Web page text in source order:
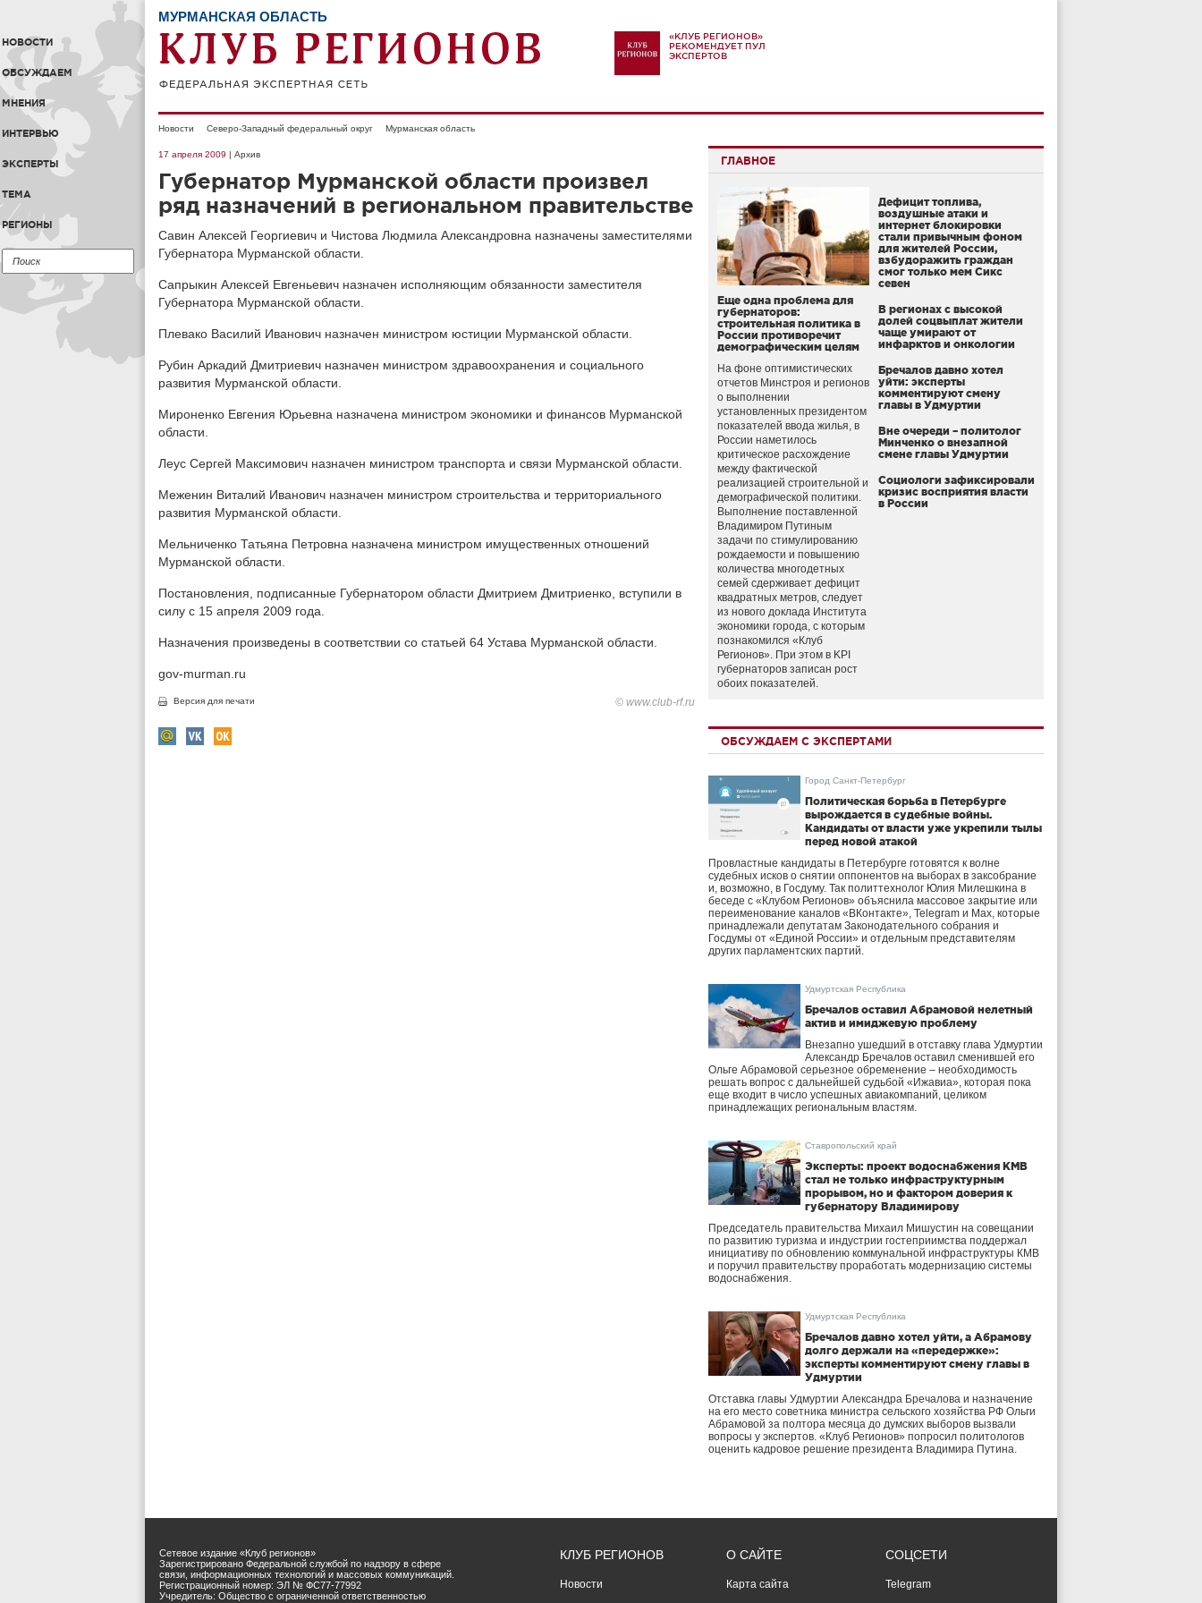
НОВОСТИ
ОБСУЖДАЕМ
МНЕНИЯ
ИНТЕРВЬЮ
ЭКСПЕРТЫ
ТЕМА
РЕГИОНЫ
МУРМАНСКАЯ ОБЛАСТЬ
«КЛУБ РЕГИОНОВ»
РЕКОМЕНДУЕТ ПУЛ
ЭКСПЕРТОВ
Новости Северо-Западный федеральный округ Мурманская область
17 апреля 2009 | Архив
Губернатор Мурманской области произвел
ряд назначений в региональном правительстве
Савин Алексей Георгиевич и Чистова Людмила Александровна назначены заместителями
Губернатора Мурманской области.
Сапрыкин Алексей Евгеньевич назначен исполняющим обязанности заместителя
Губернатора Мурманской области.
Плевако Василий Иванович назначен министром юстиции Мурманской области.
Рубин Аркадий Дмитриевич назначен министром здравоохранения и социального
развития Мурманской области.
Мироненко Евгения Юрьевна назначена министром экономики и финансов Мурманской
области.
Леус Сергей Максимович назначен министром транспорта и связи Мурманской области.
Меженин Виталий Иванович назначен министром строительства и территориального
развития Мурманской области.
Мельниченко Татьяна Петровна назначена министром имущественных отношений
Мурманской области.
Постановления, подписанные Губернатором области Дмитрием Дмитриенко, вступили в
силу с 15 апреля 2009 года.
Назначения произведены в соответствии со статьей 64 Устава Мурманской области.
gov-murman.ru
Версия для печати © www.club-rf.ru
ГЛАВНОЕ
Еще одна проблема для
губернаторов:
строительная политика в
России противоречит
демографическим целям
На фоне оптимистических
отчетов Минстроя и регионов
о выполнении
установленных президентом
показателей ввода жилья, в
России наметилось
критическое расхождение
между фактической
реализацией строительной и
демографической политики.
Выполнение поставленной
Владимиром Путиным
задачи по стимулированию
рождаемости и повышению
количества многодетных
семей сдерживает дефицит
квадратных метров, следует
из нового доклада Института
экономики города, с которым
познакомился «Клуб
Регионов». При этом в KPI
губернаторов записан рост
обоих показателей.
Дефицит топлива,
воздушные атаки и
интернет блокировки
стали привычным фоном
для жителей России,
взбудоражить граждан
смог только мем Сикс
севен
В регионах с высокой
долей соцвыплат жители
чаще умирают от
инфарктов и онкологии
Бречалов давно хотел
уйти: эксперты
комментируют смену
главы в Удмуртии
Вне очереди – политолог
Минченко о внезапной
смене главы Удмуртии
Социологи зафиксировали
кризис восприятия власти
в России
ОБСУЖДАЕМ С ЭКСПЕРТАМИ
Город Санкт-Петербург
Политическая борьба в Петербурге
вырождается в судебные войны.
Кандидаты от власти уже укрепили тылы
перед новой атакой
Провластные кандидаты в Петербурге готовятся к волне
судебных исков о снятии оппонентов на выборах в заксобрание
и, возможно, в Госдуму. Так политтехнолог Юлия Милешкина в
беседе с «Клубом Регионов» объяснила массовое закрытие или
переименование каналов «ВКонтакте», Telegram и Max, которые
принадлежали депутатам Законодательного собрания и
Госдумы от «Единой России» и отдельным представителям
других парламентских партий.
Удмуртская Республика
Бречалов оставил Абрамовой нелетный
актив и имиджевую проблему
Внезапно ушедший в отставку глава Удмуртии
Александр Бречалов оставил сменившей его
Ольге Абрамовой серьезное обременение – необходимость
решать вопрос с дальнейшей судьбой «Ижавиа», которая пока
еще входит в число успешных авиакомпаний, целиком
принадлежащих региональным властям.
Ставропольский край
Эксперты: проект водоснабжения КМВ
стал не только инфраструктурным
прорывом, но и фактором доверия к
губернатору Владимирову
Председатель правительства Михаил Мишустин на совещании
по развитию туризма и индустрии гостеприимства поддержал
инициативу по обновлению коммунальной инфраструктуры КМВ
и поручил правительству проработать модернизацию системы
водоснабжения.
Удмуртская Республика
Бречалов давно хотел уйти, а Абрамову
долго держали на «передержке»:
эксперты комментируют смену главы в
Удмуртии
Отставка главы Удмуртии Александра Бречалова и назначение
на его место советника министра сельского хозяйства РФ Ольги
Абрамовой за полтора месяца до думских выборов вызвали
вопросы у экспертов. «Клуб Регионов» попросил политологов
оценить кадровое решение президента Владимира Путина.
Сетевое издание «Клуб регионов»
Зарегистрировано Федеральной службой по надзору в сфере
связи, информационных технологий и массовых коммуникаций.
Регистрационный номер: ЭЛ № ФС77-77992
Учредитель: Общество с ограниченной ответственностью
КЛУБ РЕГИОНОВ
Новости
О САЙТЕ
Карта сайта
СОЦСЕТИ
Telegram